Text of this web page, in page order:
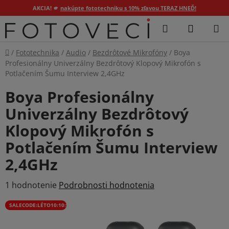
AKCIA! 🫵 nakúpte fototechniku s 10% zľavou TERAZ HNEĎ!
Prejsť
na
Hľadať
Domov
/ Fototechnika / Audio / Bezdrôtové Mikrofóny / Boya
Profesionálny Univerzálny Bezdrôtový Klopový Mikrofón s
Potlačením Šumu Interview 2,4GHz
Boya Profesionálny
Univerzálny Bezdrôtový
Klopový Mikrofón s
Potlačením Šumu Interview
2,4GHz
Priemerné
hodnotenie
produktu
1 hodnotenie Podrobnosti hodnotenia
SALECODE:LÉTO10:10:%